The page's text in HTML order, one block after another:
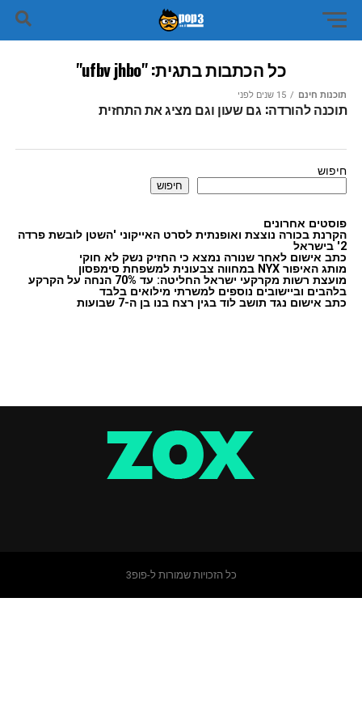
כל הכתבות בתגית: "ufbv jhbo"
תוכנות חינם 15 שנים לפני
תוכנה להורדה: גם שעון וגם מציג את התחזית
חיפוש
חיפוש
פוסטים אחרונים
הקרנת בכורה נוצצת ואופנתית לסרט האייקוני 'השטן לובשת פרדה
2' בישראל
כתב אישום לאחר שנורה נמצא כי החזיק נשק לא חוקי
מותג האיפור NYX במחווה צבעונית למשפחת סימפסון
מועצת רשות מקרקעי ישראל החליטה: עד 70% הנחה על הקרקע
בלהבים וביישובים נוספים למשרתי מילואים בלבד
כתב אישום נגד תושב לוד בגין רצח בנו בן ה-7 שבועות
כל הזכויות שמורות ל-פופ3